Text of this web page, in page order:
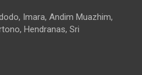
Imara, Andim Muazhim,
Hendranas, Sri